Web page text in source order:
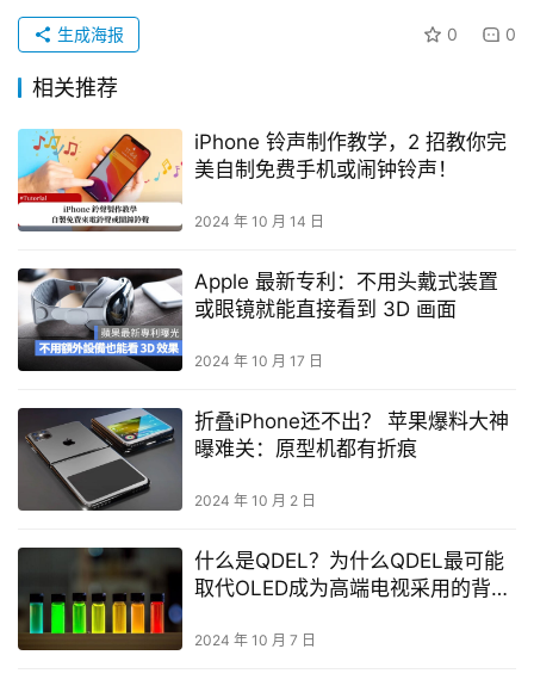
0 0
生成海报
相关推荐
iPhone 铃声制作教学，2 招教你完
美自制免费手机或闹钟铃声！
2024 年 10 月 14 日
Apple 最新专利：不用头戴式装置
或眼镜就能直接看到 3D 画面
2024 年 10 月 17 日
折叠iPhone还不出？ 苹果爆料大神
曝难关：原型机都有折痕
2024 年 10 月 2 日
什么是QDEL？为什么QDEL最可能
取代OLED成为高端电视采用的背光
2024 年 10 月 7 日